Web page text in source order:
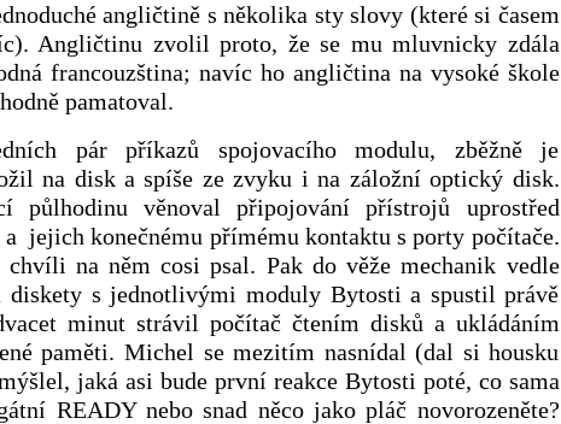
angličtině s několika sty slovy (které si časem
Angličtinu zvolil proto, že se mu mluvnicky zdála
francouzština; navíc ho angličtina na vysoké škole
pamatoval.
pár příkazů spojovacího modulu, zběžně je
na disk a spíše ze zvyku i na záložní optický disk.
půlhodinu věnoval připojování přístrojů uprostřed
jejich konečnému přímému kontaktu s porty počítače.
chvíli na něm cosi psal. Pak do věže mechanik vedle
diskety s jednotlivými moduly Bytosti a spustil právě
minut strávil počítač čtením disků a ukládáním
paměti. Michel se mezitím nasnídal (dal si housku
jaká asi bude první reakce Bytosti poté, co sama
READY nebo snad něco jako pláč novorozeněte?